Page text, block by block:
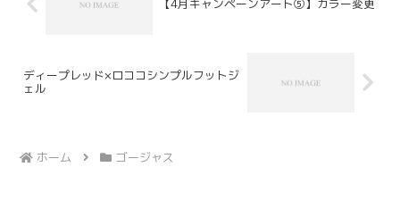
【4月キャンペーンアート⑤】カラー変更
ディープレッド×ロココシンプルフットジ
ェル
ホーム ゴージャス